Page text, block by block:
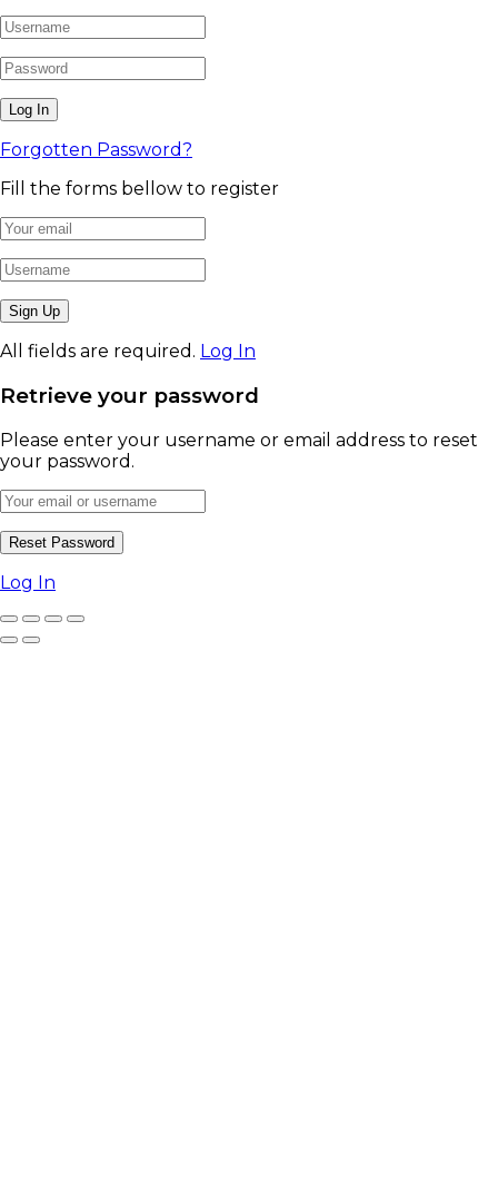
Forgotten Password?
Fill the forms bellow to register
All fields are required. Log In
Retrieve your password
Please enter your username or email address to reset
your password.
Log In